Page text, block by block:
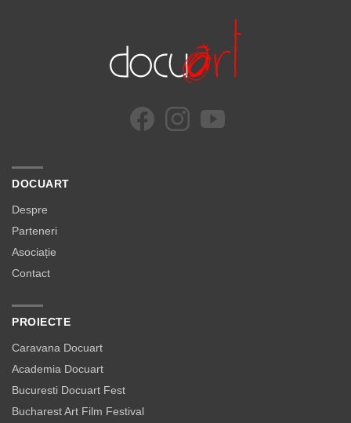
DOCUART
Despre
Parteneri
Asociație
Contact
PROIECTE
Caravana Docuart
Academia Docuart
Bucuresti Docuart Fest
Bucharest Art Film Festival